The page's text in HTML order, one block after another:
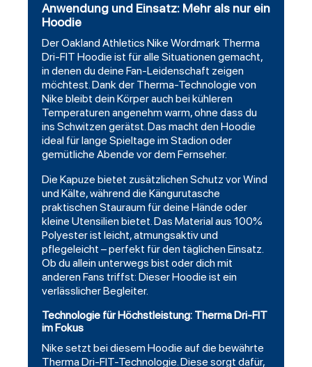
Anwendung und Einsatz: Mehr als nur ein
Hoodie
Der Oakland Athletics Nike Wordmark Therma
Dri-FIT Hoodie ist für alle Situationen gemacht,
in denen du deine Fan-Leidenschaft zeigen
möchtest. Dank der Therma-Technologie von
Nike bleibt dein Körper auch bei kühleren
Temperaturen angenehm warm, ohne dass du
ins Schwitzen gerätst. Das macht den Hoodie
ideal für lange Spieltage im Stadion oder
gemütliche Abende vor dem Fernseher.
Die Kapuze bietet zusätzlichen Schutz vor Wind
und Kälte, während die Kängurutasche
praktischen Stauraum für deine Hände oder
kleine Utensilien bietet. Das Material aus 100%
Polyester ist leicht, atmungsaktiv und
pflegeleicht – perfekt für den täglichen Einsatz.
Ob du allein unterwegs bist oder dich mit
anderen Fans triffst: Dieser Hoodie ist ein
verlässlicher Begleiter.
Technologie für Höchstleistung: Therma Dri-FIT
im Fokus
Nike setzt bei diesem Hoodie auf die bewährte
Therma Dri-FIT-Technologie. Diese sorgt dafür,